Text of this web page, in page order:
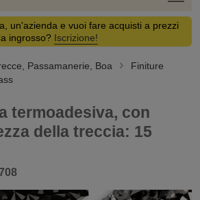
un'azienda e vuoi fare acquisti a prezzi
ingrosso? Iscrizione!
Passamanerie, Boa
Finiture
termoadesiva, con
della treccia: 15